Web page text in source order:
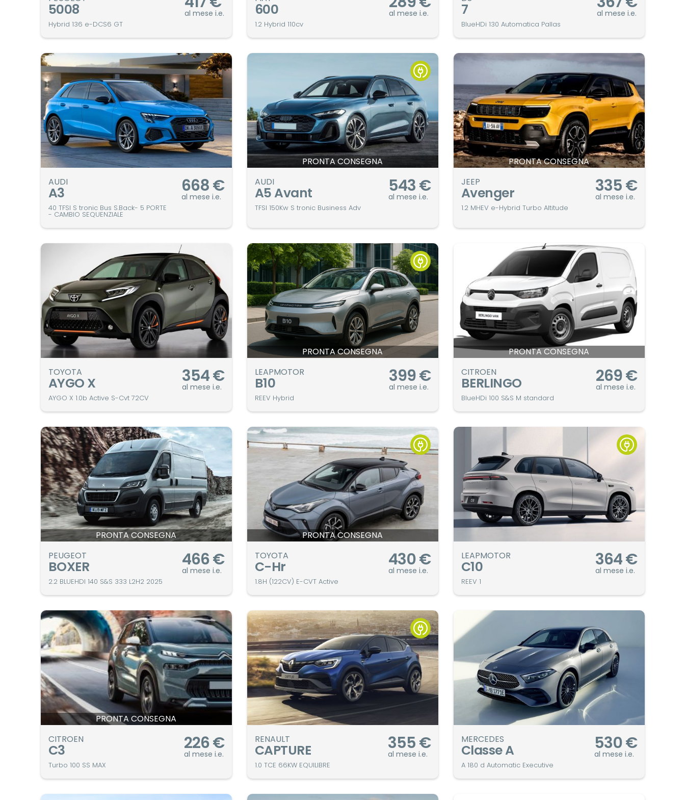
5008
Hybrid 136 e-DCS6 GT
al mese i.e. 600
1.2 Hybrid 110cv
al mese i.e. 7
BlueHDi 130 Automatica Pallas
al mese i.e.
AUDI
A3
40 TFSI S tronic Bus S.Back- 5 PORTE
- CAMBIO SEQUENZIALE
668€
al mese i.e.
PRONTA CONSEGNA
AUDI
A5 Avant
TFSI 150Kw S tronic Business Adv
543€
al mese i.e.
PRONTA CONSEGNA
JEEP
Avenger
1.2 MHEV e-Hybrid Turbo Altitude
335€
al mese i.e.
TOYOTA
AYGO X
AYGO X 1.0b Active S-Cvt 72CV
354€
al mese i.e.
PRONTA CONSEGNA
LEAPMOTOR
B10
REEV Hybrid
399€
al mese i.e.
PRONTA CONSEGNA
CITROEN
BERLINGO
BlueHDi 100 S&S M standard
269€
al mese i.e.
PRONTA CONSEGNA
PEUGEOT
BOXER
2.2 BLUEHDI 140 S&S 333 L2H2 2025
466€
al mese i.e.
PRONTA CONSEGNA
TOYOTA
C-Hr
1.8H (122CV) E-CVT Active
430€
al mese i.e.
LEAPMOTOR
C10
REEV 1
364€
al mese i.e.
PRONTA CONSEGNA
CITROEN
C3
Turbo 100 SS MAX
226€
al mese i.e.
RENAULT
CAPTURE
1.0 TCE 66KW EQUILIBRE
355€
al mese i.e.
MERCEDES
Classe A
A 180 d Automatic Executive
530€
al mese i.e.